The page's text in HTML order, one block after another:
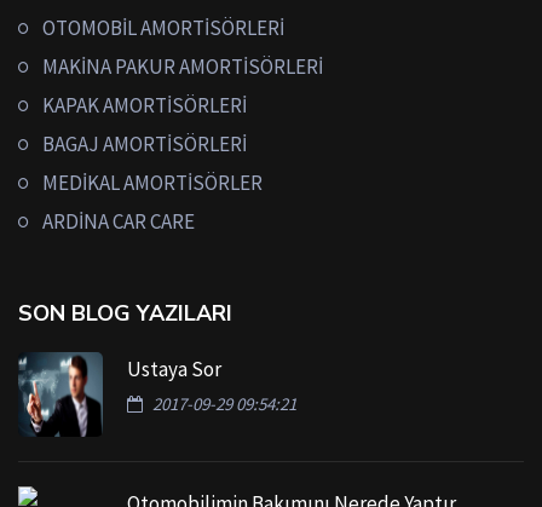
OTOMOBİL AMORTİSÖRLERİ
MAKİNA PAKUR AMORTİSÖRLERİ
KAPAK AMORTİSÖRLERİ
BAGAJ AMORTİSÖRLERİ
MEDİKAL AMORTİSÖRLER
ARDİNA CAR CARE
SON BLOG YAZILARI
Ustaya Sor
2017-09-29 09:54:21